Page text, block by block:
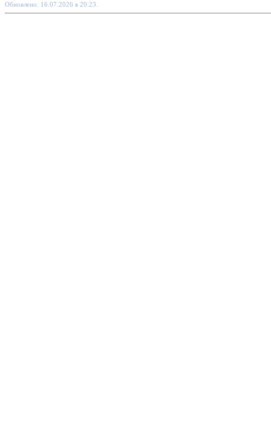
Обновлено: 16.07.2026 в 20:23.